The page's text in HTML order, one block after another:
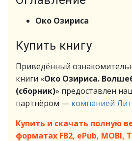
Око Озириса
Купить книгу
Приведённый
книги «Око Озириса.
(сборник)» предоставлен
партнёром — компанией
Купить и скачать полную
форматах FB2, ePub, MOBI,